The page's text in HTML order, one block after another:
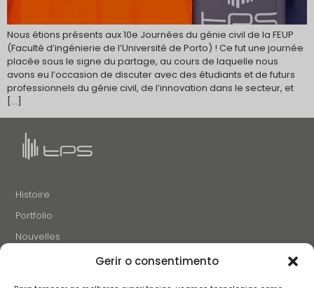
Gerir o consentimento
Nous étions présents aux 10e Journées du génie civil de la FEUP
(Faculté d’ingénierie de l’Université de Porto) ! Ce fut une journée
placée sous le signe du partage, au cours de laquelle nous
avons eu l’occasion de discuter avec des étudiants et de futurs
professionnels du génie civil, de l’innovation dans le secteur, et
[…]
Histoire
Portfolio
Nouvelles
Projets et Initiatives